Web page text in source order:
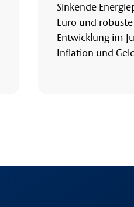
Sinkende
Euro und
Entwicklung im
Inflation und